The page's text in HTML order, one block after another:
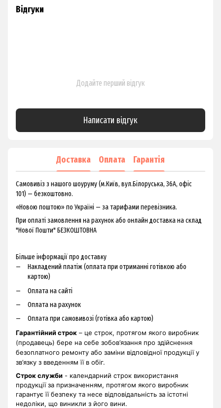
Відгуки
Додайте перший відгук
Написати відгук
Доставка Оплата Гарантія
Самовивіз з нашого шоуруму (м.Київ, вул.Білоруська, 36А, офіс
101) — безкоштовно.
«Новою поштою» по Україні — за тарифами перевізника.
При оплаті замовлення на рахунок або онлайн доставка на склад
"Нової Пошти" БЕЗКОШТОВНА
Більше інформації про доставку
Накладений платіж (оплата при отриманні готівкою або
картою)
Оплата на сайті
Оплата на рахунок
Оплата при самовивозі (готівка або картою)
Гарантійний строк – це строк, протягом якого виробник
(продавець) бере на себе зобов’язання про здійснення
безоплатного ремонту або заміни відповідної продукції у
зв’язку з введенням її в обіг.
Строк служби - календарний строк використання
продукції за призначенням, протягом якого виробник
гарантує її безпеку та несе відповідальність за істотні
недоліки, що виникли з його вини.